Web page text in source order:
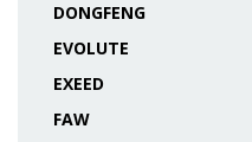
DONGFENG
EVOLUTE
EXEED
FAW